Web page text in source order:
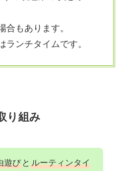
合もあります。
ランチタイムです。
り組み
遊びと ルーティンタイ